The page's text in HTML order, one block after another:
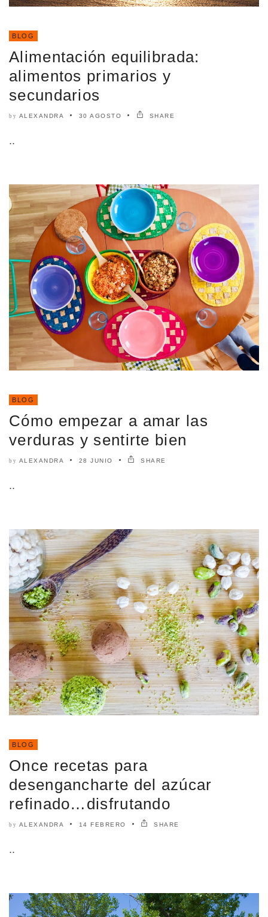
BLOG
Alimentación equilibrada:
alimentos primarios y
secundarios
by ALEXANDRA 30 AGOSTO SHARE
..
BLOG
Cómo empezar a amar las
verduras y sentirte bien
by ALEXANDRA 28 JUNIO SHARE
..
BLOG
Once recetas para
desengancharte del azúcar
refinado…disfrutando
by ALEXANDRA 14 FEBRERO SHARE
..